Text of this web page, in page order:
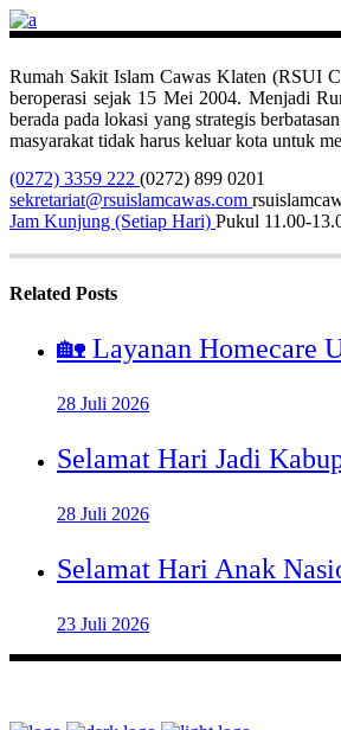
Rumah Sakit Islam Cawas Klaten (RSUI
beroperasi sejak 15 Mei 2004. Menjadi
berada pada lokasi yang strategis
masyarakat tidak harus keluar kota untuk
(0272) 3359 222 (0272) 899 0201
sekretariat@rsuislamcawas.com
Jam Kunjung (Setiap Hari) Pukul 11.00-
Related Posts
🏡 Layanan Homecare
28 Juli 2026
Selamat Hari Jadi
28 Juli 2026
Selamat Hari Anak
23 Juli 2026